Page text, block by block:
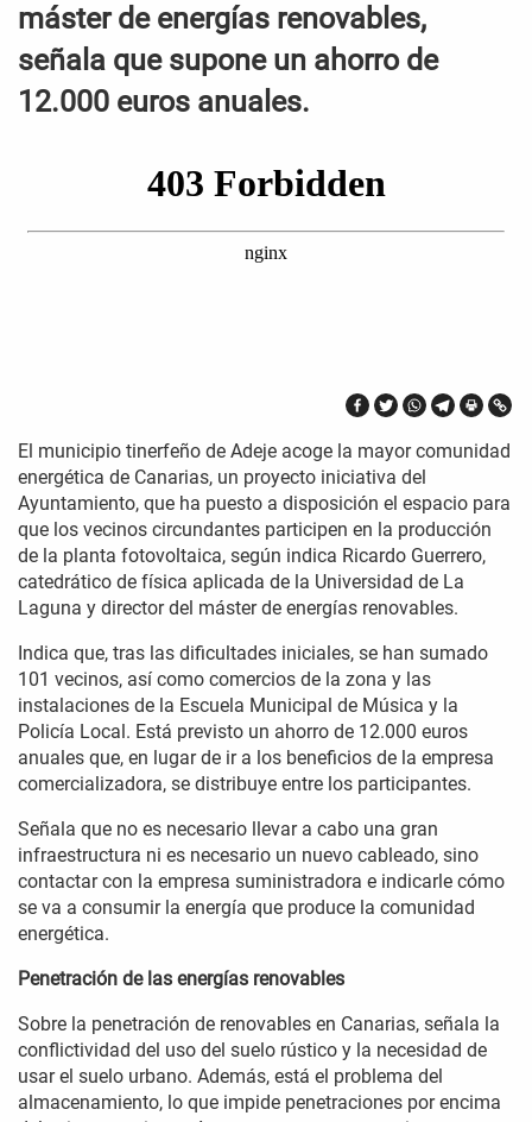
máster de energías renovables,
señala que supone un ahorro de
12.000 euros anuales.
El municipio tinerfeño de Adeje acoge la mayor comunidad
energética de Canarias, un proyecto iniciativa del
Ayuntamiento, que ha puesto a disposición el espacio para
que los vecinos circundantes participen en la producción
de la planta fotovoltaica, según indica Ricardo Guerrero,
catedrático de física aplicada de la Universidad de La
Laguna y director del máster de energías renovables.
Indica que, tras las dificultades iniciales, se han sumado
101 vecinos, así como comercios de la zona y las
instalaciones de la Escuela Municipal de Música y la
Policía Local. Está previsto un ahorro de 12.000 euros
anuales que, en lugar de ir a los beneficios de la empresa
comercializadora, se distribuye entre los participantes.
Señala que no es necesario llevar a cabo una gran
infraestructura ni es necesario un nuevo cableado, sino
contactar con la empresa suministradora e indicarle cómo
se va a consumir la energía que produce la comunidad
energética.
Penetración de las energías renovables
Sobre la penetración de renovables en Canarias, señala la
conflictividad del uso del suelo rústico y la necesidad de
usar el suelo urbano. Además, está el problema del
almacenamiento, lo que impide penetraciones por encima